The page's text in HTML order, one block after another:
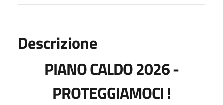
Descrizione
PIANO CALDO 2026 -
PROTEGGIAMOCI !